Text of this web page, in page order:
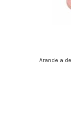
Arandela